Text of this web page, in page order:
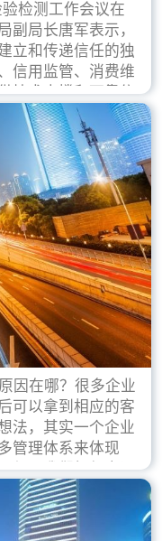
检测工作会议在
副局长唐军表示，
立和传递信任的独
信用监管、消费维
技术支撑和可靠依
因在哪？很多企业
可以拿到相应的客
法，其实一个企业
管理体系来体现
但是我们如何去证
这就是ISO9001
编就来细说下企业